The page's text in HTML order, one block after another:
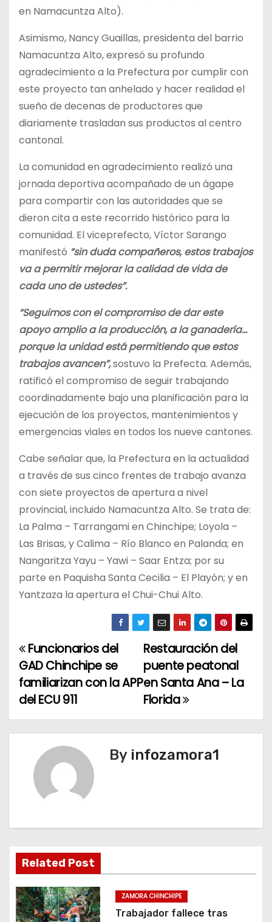
en Namacuntza Alto).
Asimismo, Nancy Guaillas, presidenta del barrio
Namacuntza Alto, expresó su profundo
agradecimiento a la Prefectura por cumplir con
este proyecto tan anhelado y hacer realidad el
sueño de decenas de productores que
diariamente trasladan sus productos al centro
cantonal.
La comunidad en agradecimiento realizó una
jornada deportiva acompañado de un ágape
para compartir con las autoridades que se
dieron cita a este recorrido histórico para la
comunidad. El viceprefecto, Víctor Sarango
manifestó “sin duda compañeros, estos trabajos
va a permitir mejorar la calidad de vida de
cada uno de ustedes”.
“Seguimos con el compromiso de dar este
apoyo amplio a la producción, a la ganadería…
porque la unidad está permitiendo que estos
trabajos avancen”,sostuvo la Prefecta. Además,
ratificó el compromiso de seguir trabajando
coordinadamente bajo una planificación para la
ejecución de los proyectos, mantenimientos y
emergencias viales en todos los nueve cantones.
Cabe señalar que, la Prefectura en la actualidad
a través de sus cinco frentes de trabajo avanza
con siete proyectos de apertura a nivel
provincial, incluido Namacuntza Alto. Se trata de:
La Palma – Tarrangami en Chinchipe; Loyola –
Las Brisas, y Calima – Río Blanco en Palanda; en
Nangaritza Yayu – Yawi – Saar Entza; por su
parte en Paquisha Santa Cecilia – El Playón; y en
Yantzaza la apertura el Chui-Chui Alto.
N
a
v
e
i
ó
n
d
Restauración del
puente peatonal
en Santa Ana – La
Florida
Funcionarios del
GAD Chinchipe se
familiarizan con la APP
del ECU 911
By infozamora1
Related Post
ZAMORA CHINCHIPE
Trabajador fallece tras